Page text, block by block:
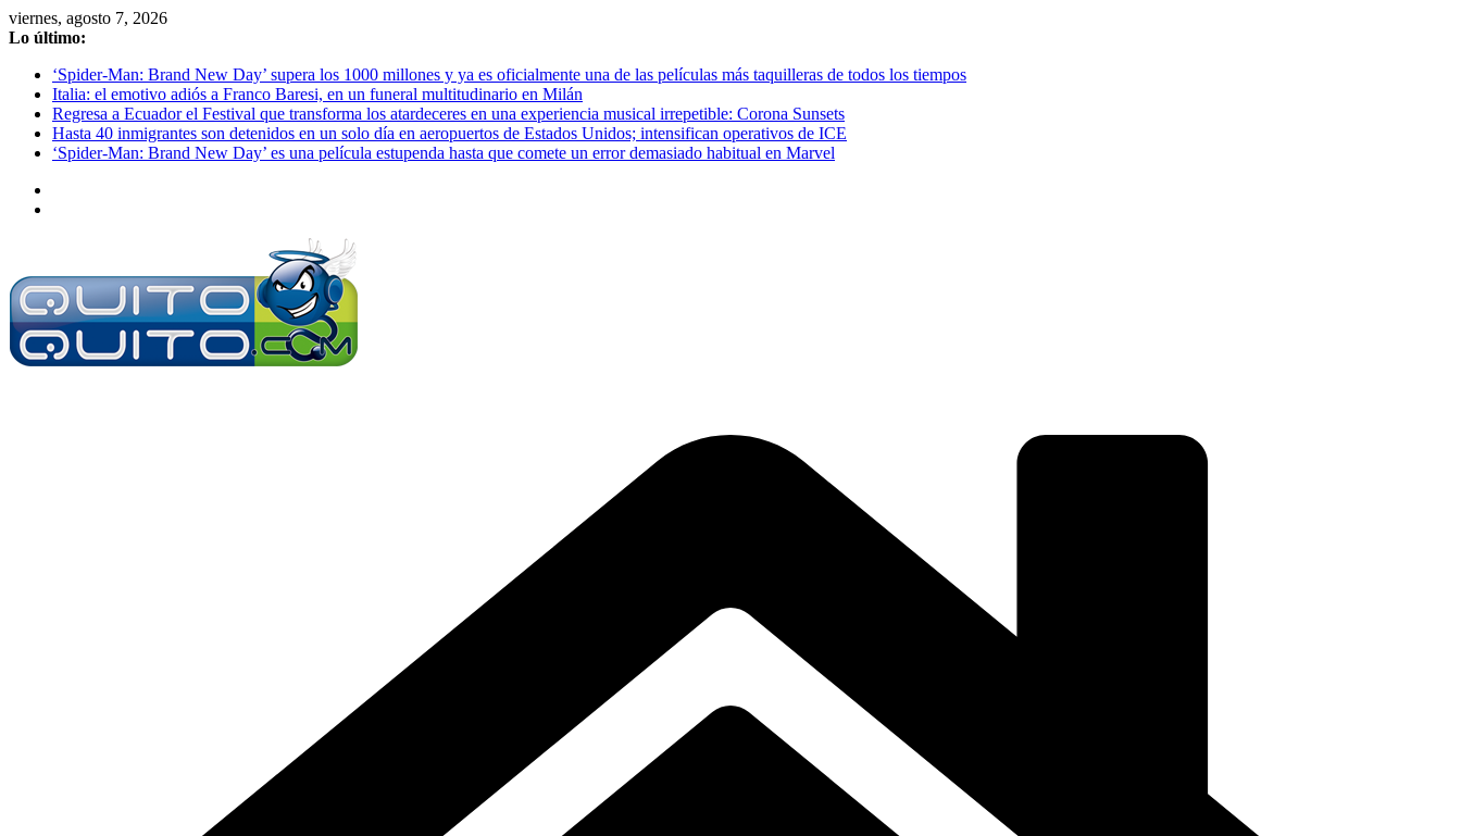
Saltar
al
viernes, agosto 7, 2026
Lo último:
‘Spider-Man: Brand New Day’ supera los 1000 millones y ya es oficialmente una de las películas más taquilleras de todos los tiempos
Italia: el emotivo adiós a Franco Baresi, en un funeral multitudinario en Milán
Regresa a Ecuador el Festival que transforma los atardeceres en una experiencia musical irrepetible: Corona Sunsets
Hasta 40 inmigrantes son detenidos en un solo día en aeropuertos de Estados Unidos; intensifican operativos de ICE
‘Spider-Man: Brand New Day’ es una película estupenda hasta que comete un error demasiado habitual en Marvel